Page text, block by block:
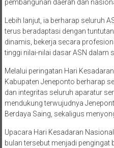
pembangunan daerah dan
Lebih lanjut, ia berharap seluruh
terus beradaptasi dengan
dinamis, bekerja secara
tinggi nilai-nilai dasar ASN dalam
Melalui peringatan Hari
Kabupaten Jeneponto berharap
dan integritas seluruh aparatur
mendukung terwujudnya
Berdaya Saing, sekaligus
Upacara Hari Kesadaran
bulan tersebut menjadi pengingat